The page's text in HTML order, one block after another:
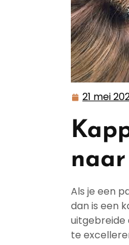
21 mei
naar
Als je een
dan is een
uitgebreide
te